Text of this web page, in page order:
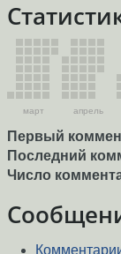
март апрель
Первый
Последний
Число